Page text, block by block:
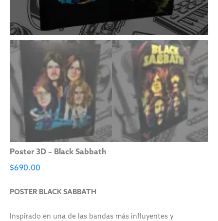
Poster 3D – Black Sabbath
$690.00
POSTER BLACK SABBATH
Inspirado en una de las bandas más influyentes y